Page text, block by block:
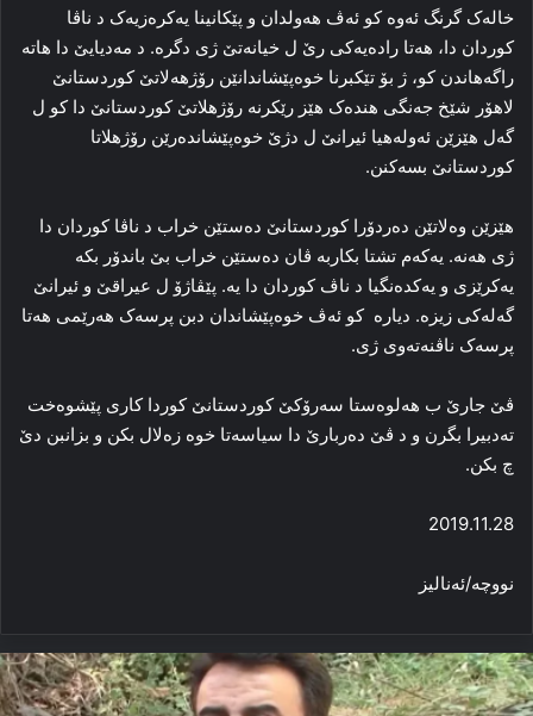
خاله‌ک گرنگ ئه‌وه‌ کو ئه‌ڤ هه‌ولدان و پێکانینا یه‌کره‌زیه‌ک د ناڤا
کوردان دا، هه‌تا راده‌یه‌کی رێ ل خیانه‌تێ ژی دگره‌. د مه‌دیایێ دا هاته‌
راگەهاندن کو، ژ بۆ تێكبرنا خوه‌پێشاندانێن رۆژهەلاتێ کوردستانێ
لاهۆر شێخ جەنگی هنده‌ک هێز رێکرنه‌ رۆژهلاتێ کوردستانێ دا کو ل
گه‌ل هێزێن ئه‌وله‌هیا ئیرانێ ل دژێ خوه‌پێشانده‌رێن رۆژهلاتا
کوردستانێ بسه‌کنن.
هێزێن وه‌لاتێن ده‌ردۆرا کوردستانێ ده‌ستێن خراب د ناڤا کوردان دا
ژی هه‌نه‌. یه‌که‌م تشتا بکاربه‌ ڤان ده‌ستێن خراب بێ باندۆر بکه‌
یه‌کرێزی و یه‌کده‌نگیا د ناڤ کوردان دا یه‌. پێڤاژۆ ل عیراقێ و ئیرانێ
گه‌له‌کی زیزه‌. دیارە کو ئه‌ڤ خوه‌پێشاندان دبن پرسه‌ک هه‌رێمی هه‌تا
پرسه‌ک ناڤنه‌ته‌وی ژی.
ڤێ جارێ ب هه‌لوه‌ستا سه‌رۆکێ کوردستانێ کوردا کاری پێشوه‌خت
ته‌دبیرا بگرن و د ڤێ ده‌ربارێ دا سیاسه‌تا خوه‌ زه‌لال بکن و بزانبن دێ
چ بکن.
2019.11.28
نووچه‌/ئەنالیز